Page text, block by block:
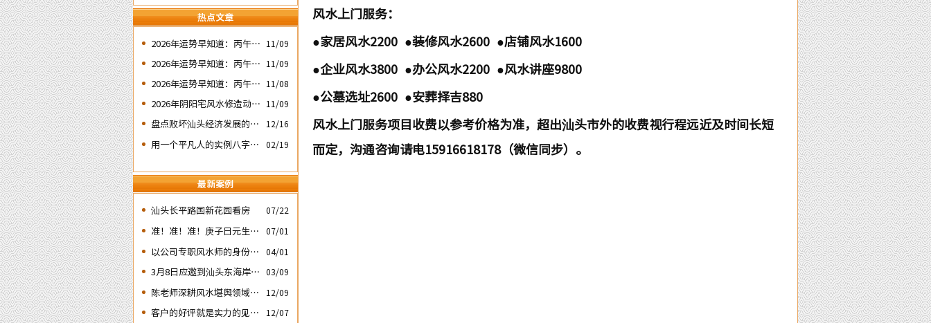
热点文章
2026年运势早知道：丙午年
二‘壬子’ 日
11/09
2026年运势早知道：丙午年
四‘庚子’ 日
11/09
2026年运势早知道：丙午年
运势不好的4个日期出生人
之一‘戊子’ 日
11/08
2026年阴阳宅风水修造动土 11/09
盘点败坏汕头经济发展的四
12/16
用一个平凡人的实例八字论
02/19
最新案例
汕头长平路国新花园看房
07/22
准！准！准！庚子日元生人
丙午流年的运势判断实例：
07/01
以公司专职风水师的身份应
邀出席《星橙网络科技公
司》成立5周年庆典
04/01
3月8日应邀到汕头东海岸新
城为朋友的亲戚堪舆住房风
水
03/09
陈老师深耕风水堪舆领域四
12/09
客户的好评就是实力的见
12/07
风水上门服务：
●家居风水2200 ●装修风水2600 ●店铺风水1600
●企业风水3800 ●办公风水2200 ●风水讲座9800
●公墓选址2600 ●安葬择吉880
风水上门服务项目收费以参考价格为准，超出汕头市外的收费视行程远近及时间长短
而定，沟通咨询请电15916618178（微信同步）。